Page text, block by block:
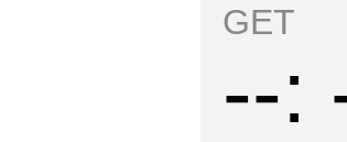
GET
--